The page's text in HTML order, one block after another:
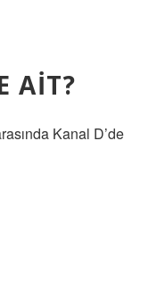
AIT?
Kanal D’de